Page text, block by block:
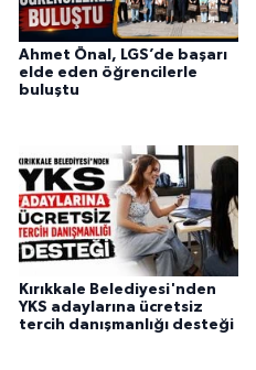
Ahmet Önal, LGS’de başarı
elde eden öğrencilerle
buluştu
Kırıkkale Belediyesi'nden
YKS adaylarına ücretsiz
tercih danışmanlığı desteği